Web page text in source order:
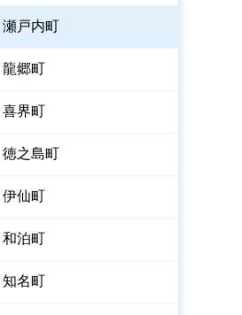
瀬戸内町
龍郷町
喜界町
徳之島町
伊仙町
和泊町
知名町